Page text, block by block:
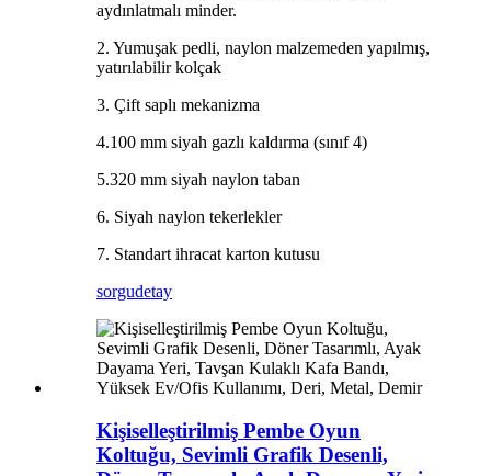
aydınlatmalı minder.
2. Yumuşak pedli, naylon malzemeden yapılmış,
yatırılabilir kolçak
3. Çift saplı mekanizma
4.100 mm siyah gazlı kaldırma (sınıf 4)
5.320 mm siyah naylon taban
6. Siyah naylon tekerlekler
7. Standart ihracat karton kutusu
sorgudetay
Kişiselleştirilmiş Pembe Oyun
Koltuğu, Sevimli Grafik Desenli,